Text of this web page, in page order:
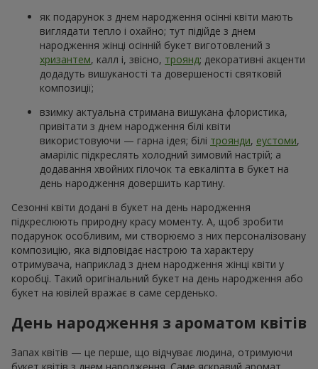
як подарунок з днем народження осінні квіти мають
виглядати тепло і охайно; тут підійде з днем
народження жінці осінній букет виготовлений з
хризантем, калл і, звісно, троянд; декоративні акценти
додадуть вишуканості та довершеності святковій
композиції;
взимку актуальна стримана вишукана флористика,
привітати з днем народження білі квіти
використовуючи — гарна ідея; білі троянди, еустоми,
амаріліс підкреслять холодний зимовий настрій; а
додавання хвойних гілочок та евкаліпта в букет на
день народження довершить картину.
Сезонні квіти додані в букет на день народження
підкреслюють природну красу моменту. А, щоб зробити
подарунок особливим, ми створюємо з них персоналізовану
композицію, яка відповідає настрою та характеру
отримувача, наприклад з днем народження жінці квіти у
коробці. Такий оригінальний букет на день народження або
букет на ювілей вражає в саме серденько.
День народження з ароматом квітів
Запах квітів — це перше, що відчуває людина, отримуючи